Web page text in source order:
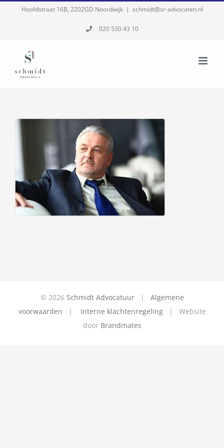
Hoofdstraat 16B, 2202GD Noordwijk | schmidt@sr-advocaten.nl
020 530 43 10
© 2026 Schmidt Advocatuur| Algemene
voorwaarden | Interne klachtenregeling| Website
door Brandmates